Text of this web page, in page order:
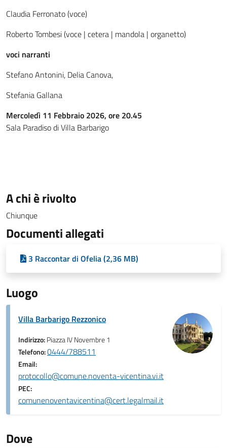
Claudia Ferronato (voce)
Roberto Tombesi (voce | cetera | mandola | organetto)
voci narranti
Stefano Antonini, Delia Canova,
Stefania Gallana
Mercoledì 11 Febbraio 2026, ore 20.45
Sala Paradiso di Villa Barbarigo
A chi è rivolto
Chiunque
Documenti allegati
3 Raccontar di Ofelia (2,36 MB)
Luogo
Villa Barbarigo Rezzonico
Indirizzo:Piazza IV Novembre 1
Telefono:0444/788511
Email:
protocollo@comune.noventa-vicentina.vi.it
PEC:
comunenoventavicentina@cert.legalmail.it
Dove